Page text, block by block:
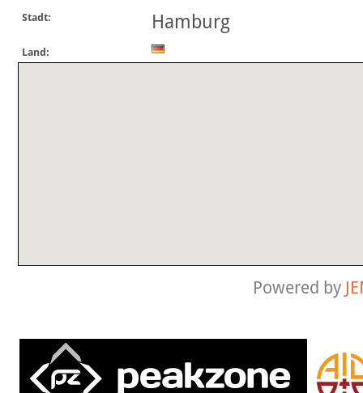
Stadt: Hamburg
Land:
Powered by